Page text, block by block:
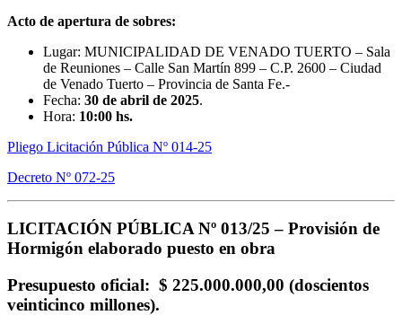
Acto de apertura de sobres:
Lugar: MUNICIPALIDAD DE VENADO TUERTO – Sala
de Reuniones – Calle San Martín 899 – C.P. 2600 – Ciudad
de Venado Tuerto – Provincia de Santa Fe.-
Fecha: 30 de abril de 2025.
Hora: 10:00 hs.
Pliego Licitación Pública Nº 014-25
Decreto Nº 072-25
LICITACIÓN PÚBLICA Nº 013/25 – Provisión de
Hormigón elaborado puesto en obra
Presupuesto oficial: $ 225.000.000,00 (doscientos
veinticinco millones).